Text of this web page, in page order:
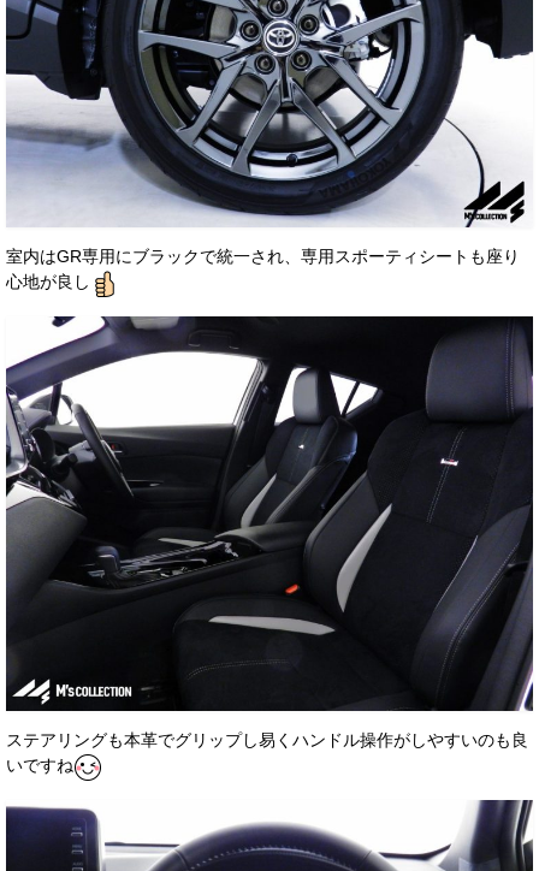
室内はGR専用にブラックで統一され、専用スポーティシートも座り
心地が良し
ステアリングも本革でグリップし易くハンドル操作がしやすいのも良
いですね